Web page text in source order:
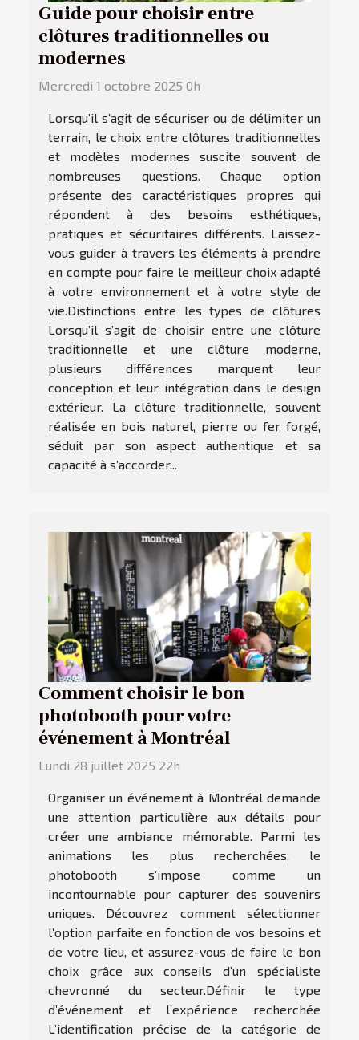
Guide pour choisir entre
clôtures traditionnelles ou
modernes
Mercredi 1 octobre 2025 0h
Lorsqu’il s’agit de sécuriser ou de délimiter un
terrain, le choix entre clôtures traditionnelles
et modèles modernes suscite souvent de
nombreuses questions. Chaque option
présente des caractéristiques propres qui
répondent à des besoins esthétiques,
pratiques et sécuritaires différents. Laissez-
vous guider à travers les éléments à prendre
en compte pour faire le meilleur choix adapté
à votre environnement et à votre style de
vie.Distinctions entre les types de clôtures
Lorsqu’il s’agit de choisir entre une clôture
traditionnelle et une clôture moderne,
plusieurs différences marquent leur
conception et leur intégration dans le design
extérieur. La clôture traditionnelle, souvent
réalisée en bois naturel, pierre ou fer forgé,
séduit par son aspect authentique et sa
capacité à s’accorder...
Comment choisir le bon
photobooth pour votre
événement à Montréal
Lundi 28 juillet 2025 22h
Organiser un événement à Montréal demande
une attention particulière aux détails pour
créer une ambiance mémorable. Parmi les
animations les plus recherchées, le
photobooth s’impose comme un
incontournable pour capturer des souvenirs
uniques. Découvrez comment sélectionner
l’option parfaite en fonction de vos besoins et
de votre lieu, et assurez-vous de faire le bon
choix grâce aux conseils d’un spécialiste
chevronné du secteur.Définir le type
d’événement et l’expérience recherchée
L’identification précise de la catégorie de